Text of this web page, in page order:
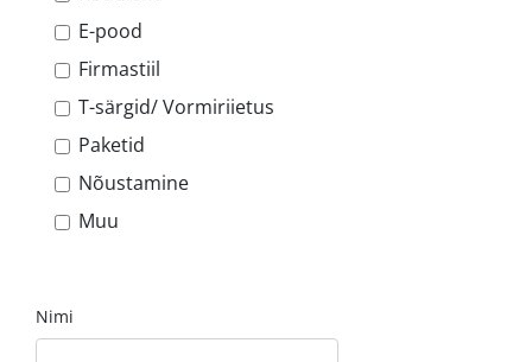
E-pood
Firmastiil
T-särgid/ Vormiriietus
Paketid
Nõustamine
Muu
Nimi